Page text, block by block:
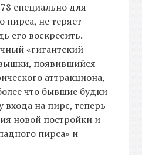
специально для
пирса, не теряет
его воскресить.
«гигантский
появившийся
аттракциона,
что бывшие будки
входа на пирс, теперь
новой постройки и
пирса» и